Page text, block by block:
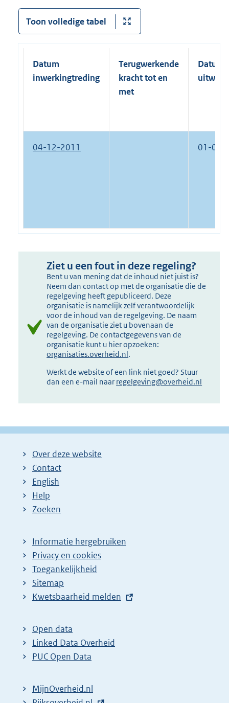
Toon volledige tabel
Datum
inwerkingtreding
Terugwerkende
kracht tot en
met
Datum
04-12-2011 01-01-
Ziet u een fout in deze regeling?
Bent u van mening dat de inhoud niet juist is?
Neem dan contact op met de organisatie die de
regelgeving heeft gepubliceerd. Deze
organisatie is namelijk zelf verantwoordelijk
voor de inhoud van de regelgeving. De naam
van de organisatie ziet u bovenaan de
regelgeving. De contactgegevens van de
organisatie kunt u hier opzoeken:
organisaties.overheid.nl.
Werkt de website of een link niet goed? Stuur
dan een e-mail naar regelgeving@overheid.nl
Over deze website
Contact
English
Help
Zoeken
Informatie hergebruiken
Privacy en cookies
Toegankelijkheid
Sitemap
E
t
e
r
l
Kwetsbaarheid melden
Open data
Linked Data Overheid
PUC Open Data
MijnOverheid.nl